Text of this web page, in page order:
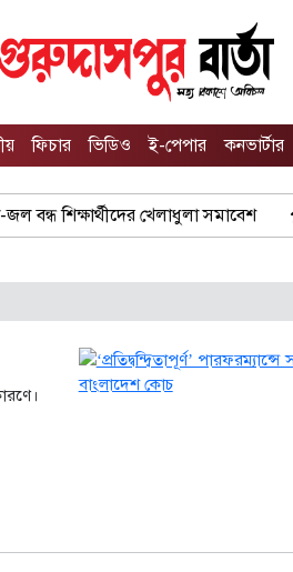
ফিচার ভিডিও ই-পেপার কনভার্টার
শিক্ষার্থীদের খেলাধুলা সমাবেশ